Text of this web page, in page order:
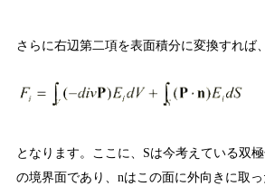
さらに右辺第二項を表面積分に変換すれば、
となります。ここに、 Sは今考えている双
の境界面であり、 nはこの面に外向きに取